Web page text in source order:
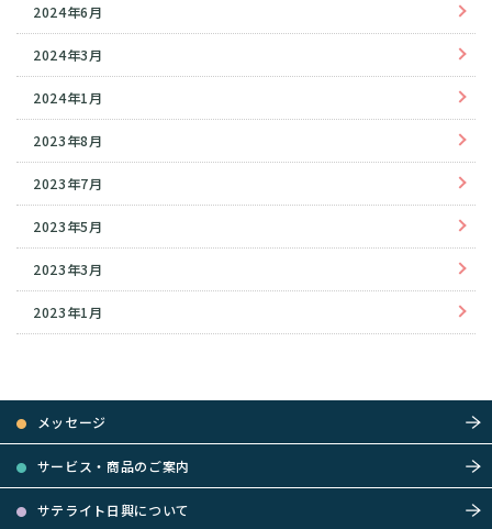
2024年6月
2024年3月
2024年1月
2023年8月
2023年7月
2023年5月
2023年3月
2023年1月
メッセージ
サービス・商品のご案内
サテライト日興について